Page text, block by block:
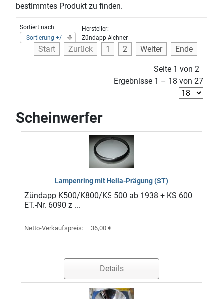
bestimmtes Produkt zu finden.
Sortiert nach
Sortierung +/-
Hersteller:
Zündapp Aichner
Start Zurück 1 2 Weiter Ende
Seite 1 von 2
Ergebnisse 1 – 18 von 27
Scheinwerfer
Lampenring mit Hella-Prägung (ST)
Zündapp K500/K800/KS 500 ab 1938 + KS 600
ET.-Nr. 6090 z ...
Netto-Verkaufspreis: 36,00 €
Details